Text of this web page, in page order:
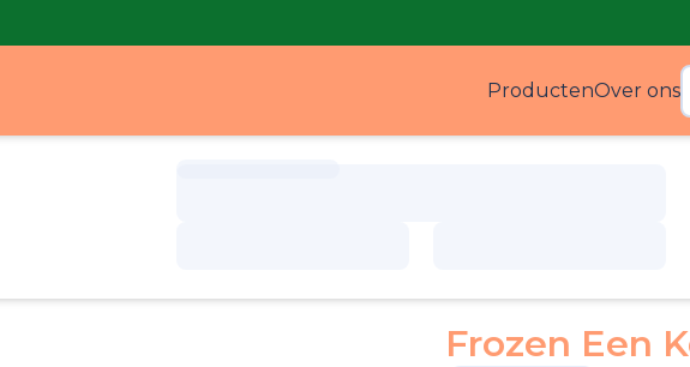
ProductenOver ons
Frozen Een